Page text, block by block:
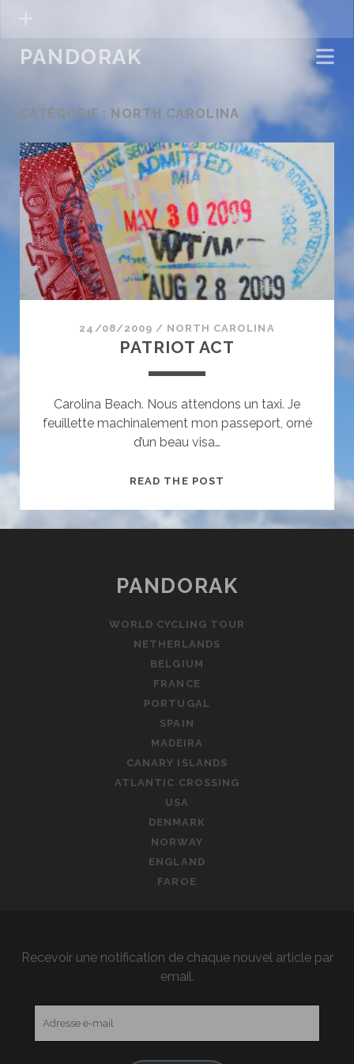
PANDORAK
CATÉGORIE : NORTH CAROLINA
24/08/2009 / NORTH CAROLINA
PATRIOT ACT
Carolina Beach. Nous attendons un taxi. Je
feuillette machinalement mon passeport, orné
d’un beau visa…
READ THE POST
PANDORAK
WORLD CYCLING TOUR
NETHERLANDS
BELGIUM
FRANCE
PORTUGAL
SPAIN
MADEIRA
CANARY ISLANDS
ATLANTIC CROSSING
USA
DENMARK
NORWAY
ENGLAND
FAROE
Recevoir une notification de chaque nouvel article par
email.